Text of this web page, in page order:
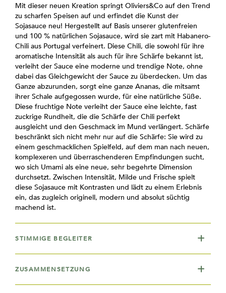
Mit dieser neuen Kreation springt Oliviers&Co auf den Trend
zu scharfen Speisen auf und erfindet die Kunst der
Sojasauce neu! Hergestellt auf Basis unserer glutenfreien
und 100 % natürlichen Sojasauce, wird sie zart mit Habanero-
Chili aus Portugal verfeinert. Diese Chili, die sowohl für ihre
aromatische Intensität als auch für ihre Schärfe bekannt ist,
verleiht der Sauce eine moderne und trendige Note, ohne
dabei das Gleichgewicht der Sauce zu überdecken. Um das
Ganze abzurunden, sorgt eine ganze Ananas, die mitsamt
ihrer Schale aufgegossen wurde, für eine natürliche Süße.
Diese fruchtige Note verleiht der Sauce eine leichte, fast
zuckrige Rundheit, die die Schärfe der Chili perfekt
ausgleicht und den Geschmack im Mund verlängert. Schärfe
beschränkt sich nicht mehr nur auf die Schärfe: Sie wird zu
einem geschmacklichen Spielfeld, auf dem man nach neuen,
komplexeren und überraschenderen Empfindungen sucht,
wo sich Umami als eine neue, sehr begehrte Dimension
durchsetzt. Zwischen Intensität, Milde und Frische spielt
diese Sojasauce mit Kontrasten und lädt zu einem Erlebnis
ein, das zugleich originell, modern und absolut süchtig
machend ist.
STIMMIGE BEGLEITER
ZUSAMMENSETZUNG